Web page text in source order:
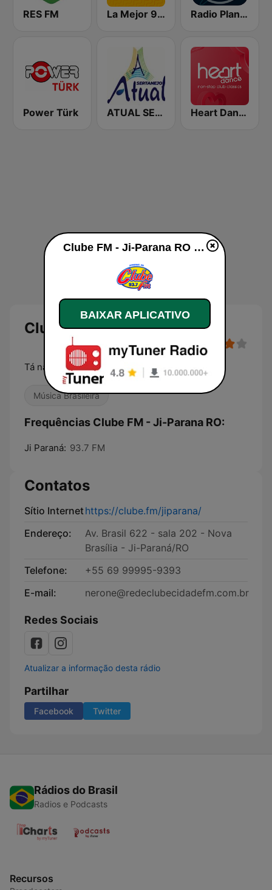
RES FM La Mejor 99.1 Radio Planeta
Power Türk ATUAL SERTANEJO FM Heart Dance
Clube FM - Ji-Parana RO
Tá na Clube, tá bom demais!
Música Brasileira
Frequências Clube FM - Ji-Parana RO:
Ji Paraná: 93.7 FM
Contatos
Sítio Internethttps://clube.fm/jiparana/
Endereço:
Av. Brasil 622 - sala 202 - Nova
Brasília - Ji-Paraná/RO
Telefone:
+55 69 99995-9393
E-mail:
nerone@redeclubecidadefm.com.br
Redes Sociais
Atualizar a informação desta rádio
Partilhar
Facebook Twitter
Rádios do Brasil
Radios e Podcasts
Recursos
Clube FM - Ji-Parana RO ao vivo
BAIXAR APLICATIVO